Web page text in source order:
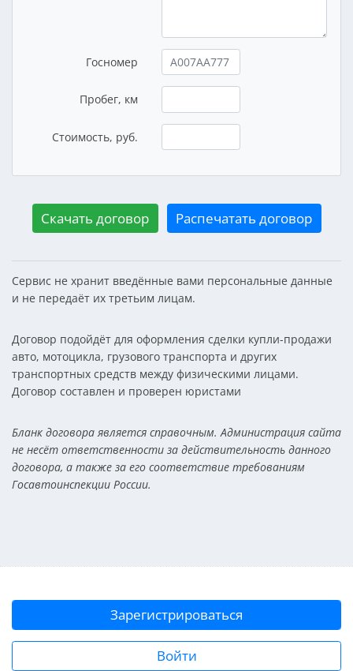
Госномер
Пробег, км
Стоимость, руб.
Скачать договор Распечатать договор
Сервис не хранит введённые вами персональные данные
и не передаёт их третьим лицам.
Договор подойдёт для оформления сделки купли-продажи
авто, мотоцикла, грузового транспорта и других
транспортных средств между физическими лицами.
Договор составлен и проверен юристами
Бланк договора является справочным. Администрация сайта
не несёт ответственности за действительность данного
договора, а также за его соответствие требованиям
Госавтоинспекции России.
Зарегистрироваться
Войти